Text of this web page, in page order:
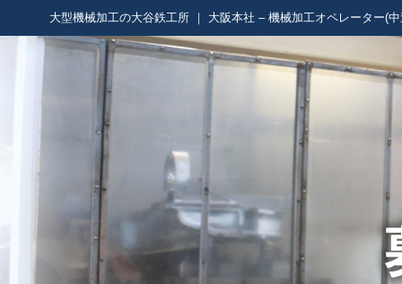
大型機械加工の大谷鉄工所 ｜ 大阪本社 – 機械加工オペレーター(